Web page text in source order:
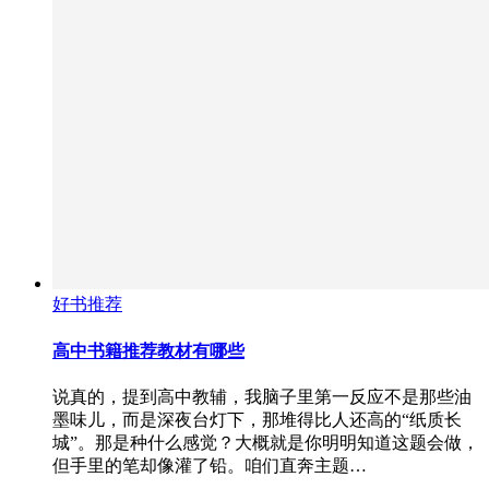
好书推荐
高中书籍推荐教材有哪些
说真的，提到高中教辅，我脑子里第一反应不是那些油
墨味儿，而是深夜台灯下，那堆得比人还高的“纸质长
城”。那是种什么感觉？大概就是你明明知道这题会做，
但手里的笔却像灌了铅。咱们直奔主题…